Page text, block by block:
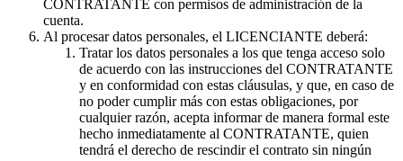
CONTRATANTE con permisos de administración de la
cuenta.
Al procesar datos personales, el LICENCIANTE deberá:
Tratar los datos personales a los que tenga acceso solo
de acuerdo con las instrucciones del CONTRATANTE
y en conformidad con estas cláusulas, y que, en caso de
no poder cumplir más con estas obligaciones, por
cualquier razón, acepta informar de manera formal este
hecho inmediatamente al CONTRATANTE, quien
tendrá el derecho de rescindir el contrato sin ningún